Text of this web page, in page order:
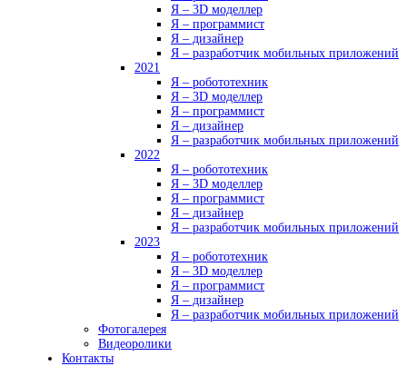
Я – 3D моделлер
Я – программист
Я – дизайнер
Я – разработчик мобильных приложений
2021
Я – робототехник
Я – 3D моделлер
Я – программист
Я – дизайнер
Я – разработчик мобильных приложений
2022
Я – робототехник
Я – 3D моделлер
Я – программист
Я – дизайнер
Я – разработчик мобильных приложений
2023
Я – робототехник
Я – 3D моделлер
Я – программист
Я – дизайнер
Я – разработчик мобильных приложений
Фотогалерея
Видеоролики
Контакты